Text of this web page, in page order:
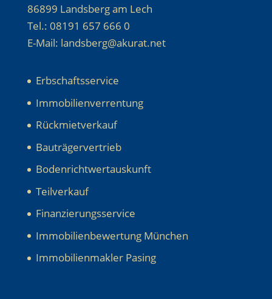
86899 Landsberg am Lech
Tel.: 08191 657 666 0
E-Mail: landsberg@akurat.net
Erbschaftsservice
Immobilienverrentung
Rückmietverkauf
Bauträgervertrieb
Bodenrichtwertauskunft
Teilverkauf
Finanzierungsservice
Immobilienbewertung München
Immobilienmakler Pasing